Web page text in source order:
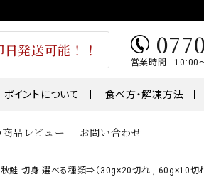
日発送可能！！
営業時間 - 10:00
ポイントについて 食べ方・解凍方法
品レビュー お問い合わせ
鮭 切身 選べる種類⇒（30g×20切れ , 60g×10切れ